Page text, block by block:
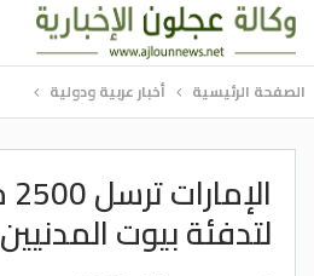
الصفحة الرئيسية أخبار عربية ودولية
لتدفئة بيوت المدنيين